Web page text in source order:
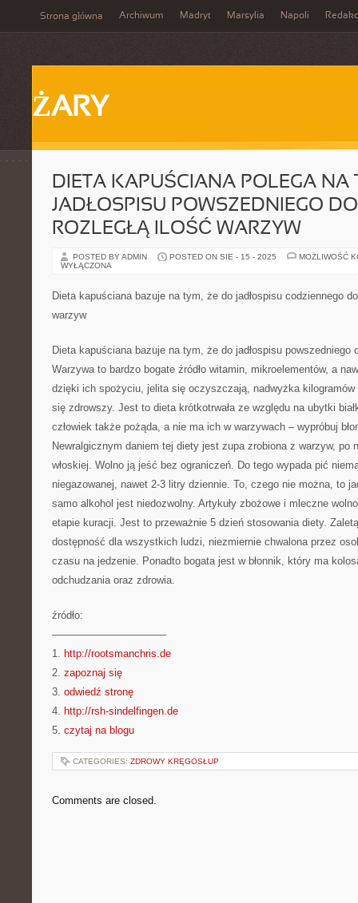
Strona główna Archiwum Madryt Marsylia Napoli
ŻARY
DIETA KAPUŚCIANA POLEGA NA
JADŁOSPISU POWSZEDNIEGO
ROZLEGŁĄ ILOŚĆ WARZYW
POSTED BY ADMIN POSTED ON SIE - 15 - 2025
MOŻLIWOŚĆ
WYŁĄCZONA
Dieta kapuściana bazuje na tym, że do jadłospisu codziennego
warzyw
Dieta kapuściana bazuje na tym, że do jadłospisu powszedniego
Warzywa to bardzo bogate źródło witamin, mikroelementów, a
dzięki ich spożyciu, jelita się oczyszczają, nadwyżka kilogramów
się zdrowszy. Jest to dieta krótkotrwała ze względu na ubytki
człowiek także pożąda, a nie ma ich w warzywach – wypróbuj
Newralgicznym daniem tej diety jest zupa zrobiona z warzyw, po
włoskiej. Wolno ją jeść bez ograniczeń. Do tego wypada pić
niegazowanej, nawet 2-3 litry dziennie. To, czego nie można, to
samo alkohol jest niedozwolny. Artykuły zbożowe i mleczne
etapie kuracji. Jest to przeważnie 5 dzień stosowania diety.
dostępność dla wszystkich ludzi, niezmiernie chwalona przez
czasu na jedzenie. Ponadto bogata jest w błonnik, który ma
odchudzania oraz zdrowia.
źródło:
———————————
1. http://rootsmanchris.de
2. zapoznaj się
3. odwiedź stronę
4. http://rsh-sindelfingen.de
5. czytaj na blogu
CATEGORIES: ZDROWY KRĘGOSŁUP
Comments are closed.